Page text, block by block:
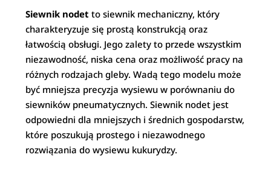
Siewnik nodet to siewnik mechaniczny, który
charakteryzuje się prostą konstrukcją oraz
łatwością obsługi. Jego zalety to przede wszystkim
niezawodność, niska cena oraz możliwość pracy na
różnych rodzajach gleby. Wadą tego modelu może
być mniejsza precyzja wysiewu w porównaniu do
siewników pneumatycznych. Siewnik nodet jest
odpowiedni dla mniejszych i średnich gospodarstw,
które poszukują prostego i niezawodnego
rozwiązania do wysiewu kukurydzy.